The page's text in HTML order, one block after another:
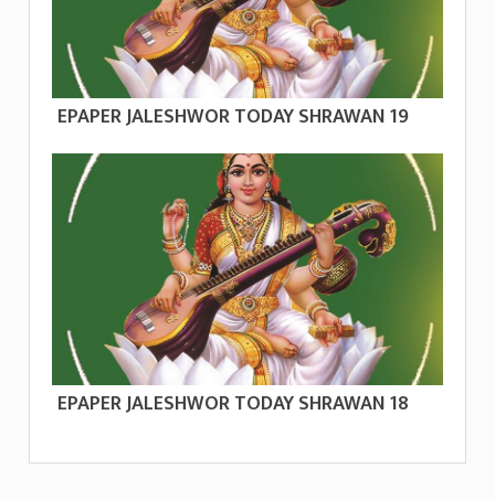
EPAPER JALESHWOR TODAY SHRAWAN 19
EPAPER JALESHWOR TODAY SHRAWAN 18